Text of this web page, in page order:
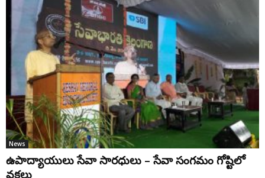
News
ఉపాద్యాయులు సేవా సారధులు – సేవా సంగమం గోష్టిలో
వక్తలు